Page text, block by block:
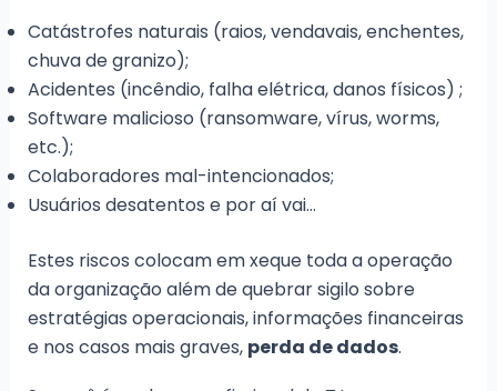
Catástrofes naturais (raios, vendavais, enchentes,
chuva de granizo);
Acidentes (incêndio, falha elétrica, danos físicos) ;
Software malicioso (ransomware, vírus, worms,
etc.);
Colaboradores mal-intencionados;
Usuários desatentos e por aí vai…
Estes riscos colocam em xeque toda a operação
da organização além de quebrarsigilo sobre
estratégias operacionais, informações financeiras
e nos casos mais graves, perda de dados.